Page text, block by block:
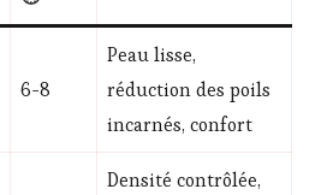
6-8
Peau lisse,
réduction des poils
incarnés, confort
Densité contrôlée,